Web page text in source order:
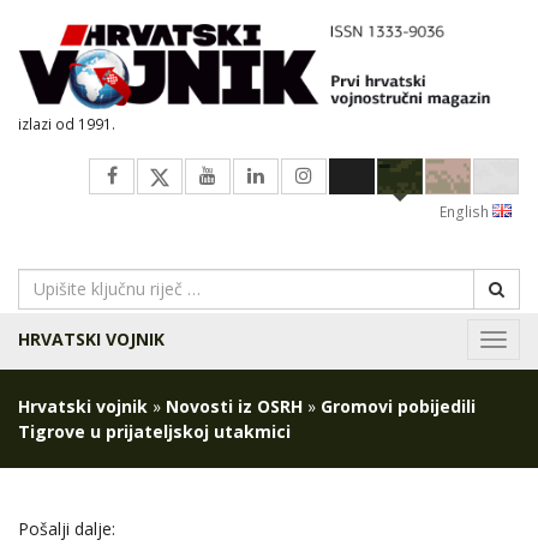
izlazi od 1991.
English
HRVATSKI VOJNIK
Hrvatski vojnik » Novosti iz OSRH » Gromovi pobijedili
Tigrove u prijateljskoj utakmici
Pošalji dalje: